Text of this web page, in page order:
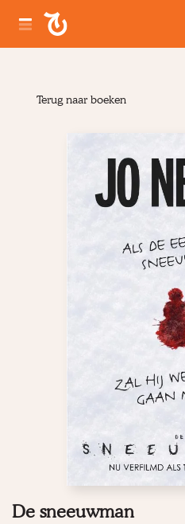
Terug naar boeken
De sneeuwman